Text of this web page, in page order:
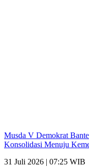
Musda V Demokrat
Konsolidasi Menuju
31 Juli 2026 | 07:25 WIB